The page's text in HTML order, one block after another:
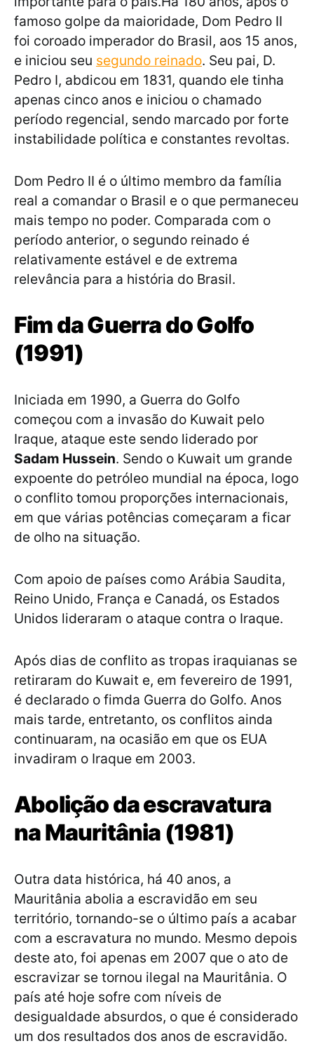
famoso golpe da maioridade, Dom Pedro II
foi coroado imperador do Brasil, aos 15 anos,
e iniciou seu segundo reinado. Seu pai, D.
Pedro I, abdicou em 1831, quando ele tinha
apenas cinco anos e iniciou o chamado
período regencial, sendo marcado por forte
instabilidade política e constantes revoltas.
Dom Pedro II é o último membro da família
real a comandar o Brasil e o que permaneceu
mais tempo no poder. Comparada com o
período anterior, o segundo reinado é
relativamente estável e de extrema
relevância para a história do Brasil.
Fim da Guerra do Golfo
(1991)
Iniciada em 1990, a Guerra do Golfo
começou com a invasão do Kuwait pelo
Iraque, ataque este sendo liderado por
Sadam Hussein. Sendo o Kuwait um grande
expoente do petróleo mundial na época, logo
o conflito tomou proporções internacionais,
em que várias potências começaram a ficar
de olho na situação.
Com apoio de países como Arábia Saudita,
Reino Unido, França e Canadá, os Estados
Unidos lideraram o ataque contra o Iraque.
Após dias de conflito as tropas iraquianas se
retiraram do Kuwait e, em fevereiro de 1991,
é declarado o fimda Guerra do Golfo. Anos
mais tarde, entretanto, os conflitos ainda
continuaram, na ocasião em que os EUA
invadiram o Iraque em 2003.
Abolição da escravatura
na Mauritânia (1981)
Outra data histórica, há 40 anos, a
Mauritânia abolia a escravidão em seu
território, tornando-se o último país a acabar
com a escravatura no mundo. Mesmo depois
deste ato, foi apenas em 2007 que o ato de
escravizar se tornou ilegal na Mauritânia. O
país até hoje sofre com níveis de
desigualdade absurdos, o que é considerado
um dos resultados dos anos de escravidão.